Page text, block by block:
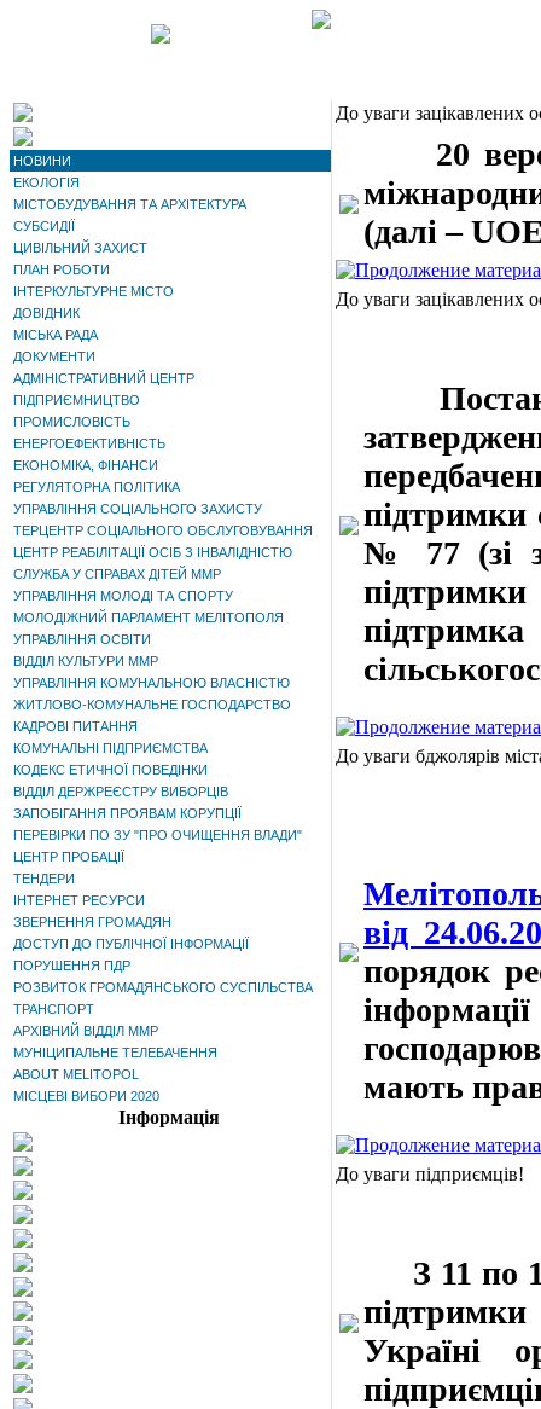
НОВИНИ
ЕКОЛОГІЯ
МІСТОБУДУВАННЯ ТА АРХІТЕКТУРА
СУБСИДІЇ
ЦИВІЛЬНИЙ ЗАХИСТ
ПЛАН РОБОТИ
ІНТЕРКУЛЬТУРНЕ МІСТО
ДОВІДНИК
МІСЬКА РАДА
ДОКУМЕНТИ
АДМІНІСТРАТИВНИЙ ЦЕНТР
ПІДПРИЄМНИЦТВО
ПРОМИСЛОВІСТЬ
ЕНЕРГОЕФЕКТИВНІСТЬ
ЕКОНОМІКА, ФІНАНСИ
РЕГУЛЯТОРНА ПОЛІТИКА
УПРАВЛІННЯ СОЦІАЛЬНОГО ЗАХИСТУ
ТЕРЦЕНТР СОЦІАЛЬНОГО ОБСЛУГОВУВАННЯ
ЦЕНТР РЕАБІЛІТАЦІЇ ОСІБ З ІНВАЛІДНІСТЮ
СЛУЖБА У СПРАВАХ ДІТЕЙ ММР
УПРАВЛІННЯ МОЛОДІ ТА СПОРТУ
МОЛОДІЖНИЙ ПАРЛАМЕНТ МЕЛІТОПОЛЯ
УПРАВЛІННЯ ОСВІТИ
ВІДДІЛ КУЛЬТУРИ ММР
УПРАВЛІННЯ КОМУНАЛЬНОЮ ВЛАСНІСТЮ
ЖИТЛОВО-КОМУНАЛЬНЕ ГОСПОДАРСТВО
КАДРОВІ ПИТАННЯ
КОМУНАЛЬНІ ПІДПРИЄМСТВА
КОДЕКС ЕТИЧНОЇ ПОВЕДІНКИ
ВІДДІЛ ДЕРЖРЕЄСТРУ ВИБОРЦІВ
ЗАПОБІГАННЯ ПРОЯВАМ КОРУПЦІЇ
ПЕРЕВІРКИ ПО ЗУ "ПРО ОЧИЩЕННЯ ВЛАДИ"
ЦЕНТР ПРОБАЦІЇ
ТЕНДЕРИ
ІНТЕРНЕТ РЕСУРСИ
ЗВЕРНЕННЯ ГРОМАДЯН
ДОСТУП ДО ПУБЛІЧНОЇ ІНФОРМАЦІЇ
ПОРУШЕННЯ ПДР
РОЗВИТОК ГРОМАДЯНСЬКОГО СУСПІЛЬСТВА
ТРАНСПОРТ
АРХІВНИЙ ВІДДІЛ ММР
МУНІЦИПАЛЬНЕ ТЕЛЕБАЧЕННЯ
ABOUT MELITOPOL
МІСЦЕВІ ВИБОРИ 2020
Інформація
До уваги зацікавлених
20
(далі –
До уваги зацікавлених
підтримки
№ 77 (зі
До уваги бджолярів
від
порядок
мають
До уваги підприємців!
З 11 по
Україні